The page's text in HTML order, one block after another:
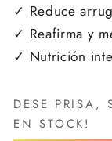
venta
✓ Reduce
✓ Reafirma y
✓ Nutrición
DESE PRISA,
EN STOCK!